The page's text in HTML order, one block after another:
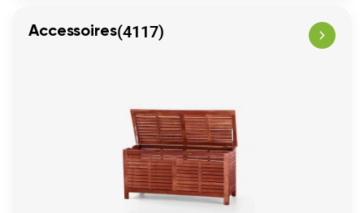
Accessoires(4117)